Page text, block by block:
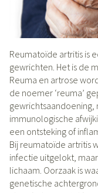
Reumatoïde artritis is
gewrichten. Het is de
Reuma en artrose
de noemer ‘reuma’
immunologische
een ontsteking of
Bij reumatoïde artritis
infectie uitgelokt,
lichaam. Oorzaak is
genetische